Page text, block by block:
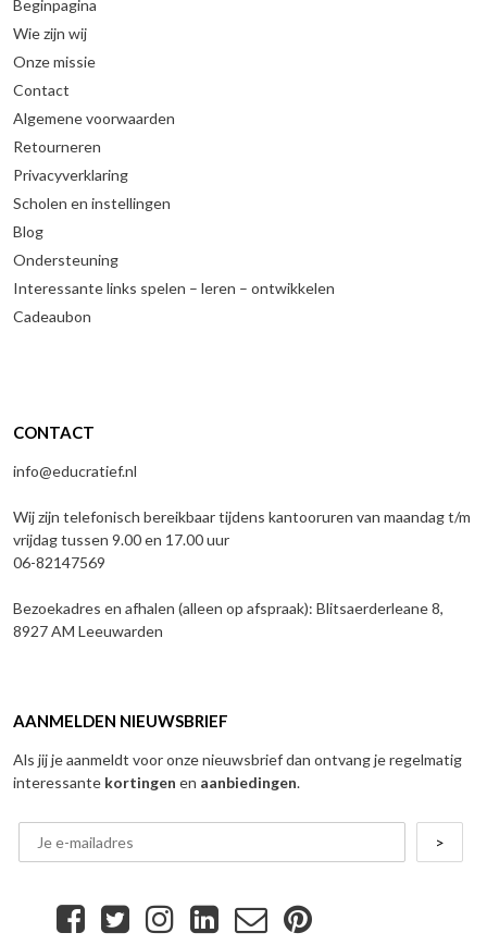
Beginpagina
Wie zijn wij
Onze missie
Contact
Algemene voorwaarden
Retourneren
Privacyverklaring
Scholen en instellingen
Blog
Ondersteuning
Interessante links spelen – leren – ontwikkelen
Cadeaubon
CONTACT
info@educratief.nl
Wij zijn telefonisch bereikbaar tijdens kantooruren van maandag t/m
vrijdag tussen 9.00 en 17.00 uur
06-82147569
Bezoekadres en afhalen (alleen op afspraak): Blitsaerderleane 8,
8927 AM Leeuwarden
AANMELDEN NIEUWSBRIEF
Als jij je aanmeldt voor onze nieuwsbrief dan ontvang je regelmatig
interessante kortingen en aanbiedingen.